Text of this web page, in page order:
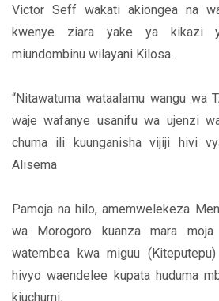
Victor Seff wakati akiongea na
kwenye ziara yake ya kikazi
miundombinu wilayani Kilosa.
“Nitawatuma wataalamu wangu wa
waje wafanye usanifu wa ujenzi
chuma ili kuunganisha vijiji hivi
Alisema
Pamoja na hilo, amemwelekeza
wa Morogoro kuanza mara
watembea kwa miguu
hivyo waendelee kupata huduma
kiuchumi.